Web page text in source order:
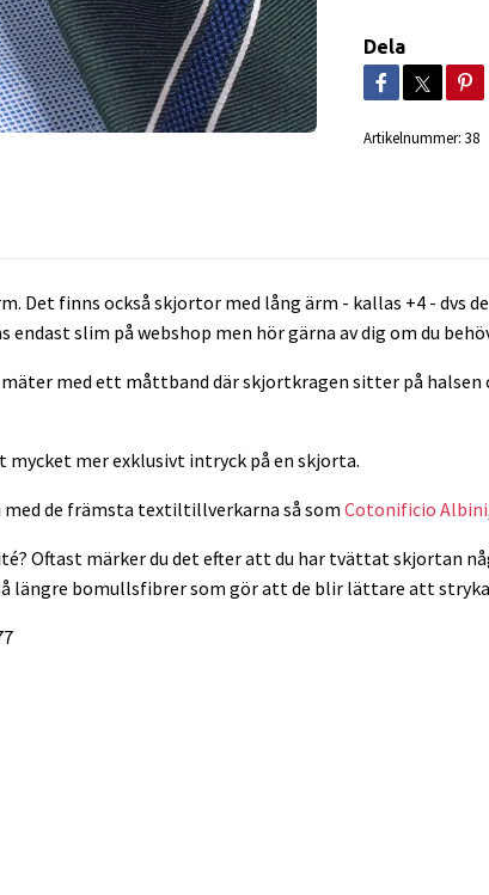
Dela
Artikelnummer: 38
Det finns också skjortor med lång ärm - kallas +4 - dvs
slim på webshop men hör gärna av dig om du
mäter med ett måttband där skjortkragen sitter på
mer exklusivt intryck på en skjorta.
de främsta textiltillverkarna så som Cotonificio Albini
Oftast märker du det efter att du har tvättat skjortan
längre bomullsfibrer som gör att de blir lättare att